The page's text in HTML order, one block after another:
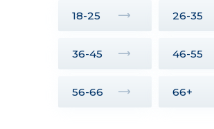
18-25 26-35
36-45 46-55
56-66 66+